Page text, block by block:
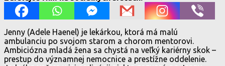
Jenny (Adele Haenel) je lekárkou, ktorá má malú
ambulanciu po svojom starom a chorom mentorovi.
Ambiciózna mladá žena sa chystá na veľký kariérny skok –
prestup do významnej nemocnice a prestížne oddelenie.